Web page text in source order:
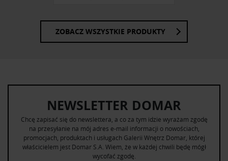
ZOBACZ WSZYSTKIE PRODUKTY
NEWSLETTER DOMAR
Chcę zapisać się do newslettera, a co za tym idzie wyrażam zgodę
na przesyłanie na mój adres e-mail informacji o nowościach,
promocjach, produktach i usługach Galerii Wnętrz Domar, której
właścicielem jest Domar S.A. Wiem, że w każdej chwili będę mógł
wycofać zgodę.